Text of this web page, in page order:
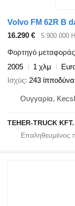
Volvo FM 62R B
16.290 €
5.900.000
Φορτηγό
2005
1 χλμ
Ισχύς 243
Ουγγαρία,
TEHER-TRUCK KFT.